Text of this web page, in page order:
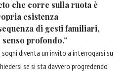
che corre sulla ruota è
esistenza
di gesti familiari,
profondo.”
diventa un invito a interrogarsi su
se si sta davvero progredendo